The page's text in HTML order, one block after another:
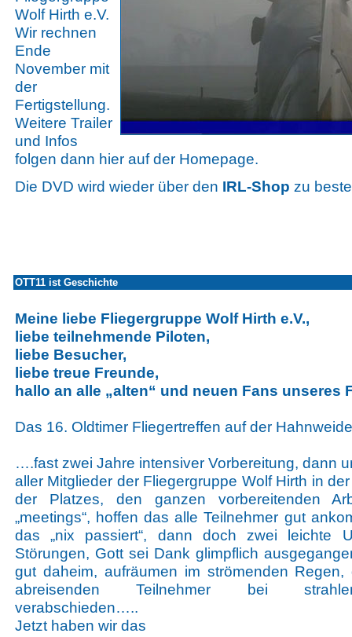
Wolf Hirth e.V.
Wir rechnen
Ende
November mit
der
Fertigstellung.
Weitere Trailer
und Infos
folgen dann hier auf der Homepage.
Die DVD wird wieder über den IRL-Shop zu
OTT11 ist Geschichte
Meine liebe Fliegergruppe Wolf Hirth e.V.,
liebe teilnehmende Piloten,
liebe Besucher,
liebe treue Freunde,
hallo an alle „alten“ und neuen Fans unseres
Das 16. Oldtimer Fliegertreffen auf der
….fast zwei Jahre intensiver Vorbereitung, dann
aller Mitglieder der Fliegergruppe Wolf Hirth in
der Platzes, den ganzen vorbereitenden
„meetings“, hoffen das alle Teilnehmer gut
das „nix passiert“, dann doch zwei leichte
Störungen, Gott sei Dank glimpflich
gut daheim, aufräumen im strömenden
abreisenden Teilnehmer bei
verabschieden…..
Jetzt haben wir das